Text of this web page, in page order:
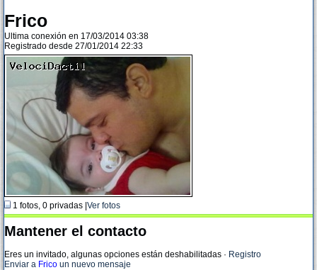
Frico
Ultima conexión en 17/03/2014 03:38
Registrado desde 27/01/2014 22:33
1 fotos, 0 privadas | Ver fotos
Mantener el contacto
Eres un invitado, algunas opciones están deshabilitadas · Registro
Enviar a Frico un nuevo mensaje